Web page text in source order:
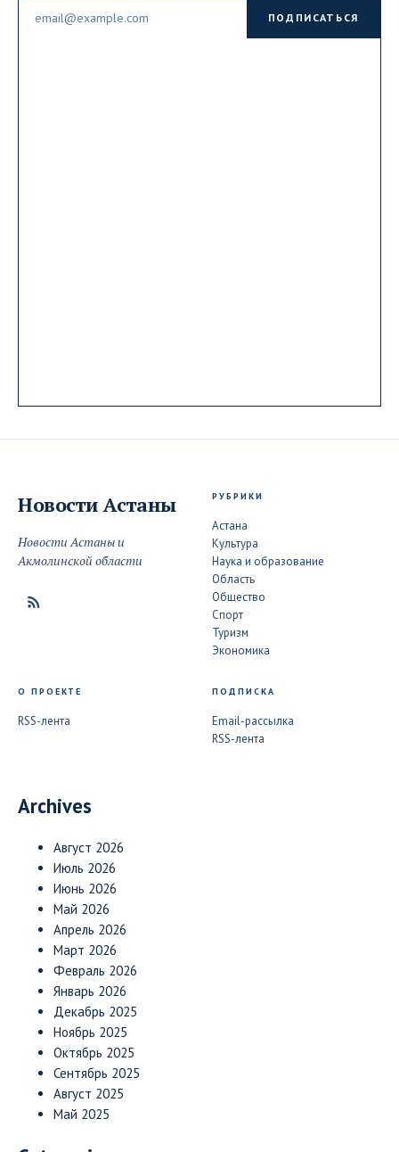
ПОДПИСАТЬСЯ
Новости Астаны
Новости Астаны и
Акмолинской области
РУБРИКИ
Астана
Культура
Наука и образование
Область
Общество
Спорт
Туризм
Экономика
О ПРОЕКТЕ
RSS-лента
ПОДПИСКА
Email-рассылка
RSS-лента
Archives
Август 2026
Июль 2026
Июнь 2026
Май 2026
Апрель 2026
Март 2026
Февраль 2026
Январь 2026
Декабрь 2025
Ноябрь 2025
Октябрь 2025
Сентябрь 2025
Август 2025
Май 2025